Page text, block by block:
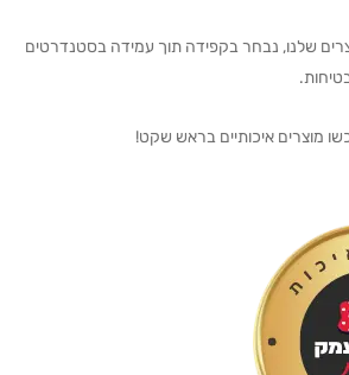
שלנו, נבחר בקפידה תוך עמידה בסטנדרטים
מוצרים איכותיים בראש שקט!